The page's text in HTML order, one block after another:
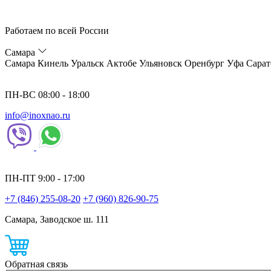
Работаем по всей России
Самара
Самара Кинель Уральск Актобе Ульяновск Оренбург Уфа
ПН-ВС 08:00 - 18:00
info@inoxnao.ru
ПН-ПТ 9:00 - 17:00
+7 (846) 255-08-20 +7 (960) 826-90-75
Самара, Заводское ш. 111
Обратная связь